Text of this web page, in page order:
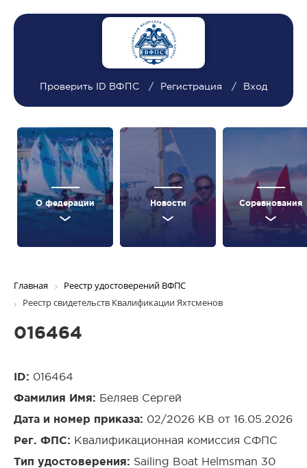
Проверить ID ВФПС Регистрация Вход
О федерации Новости Соревнования
Главная
Реестр удостоверений ВФПС
Реестр свидетельств Квалификации Яхтсменов
016464
ID: 016464
Фамилия Имя: Беляев Сергей
Дата и номер приказа: 02/2026 КВ от 16.05.2026
Рег. ФПС: Квалификационная комиссия СФПС
Тип удостоверения: Sailing Boat Helmsman 30